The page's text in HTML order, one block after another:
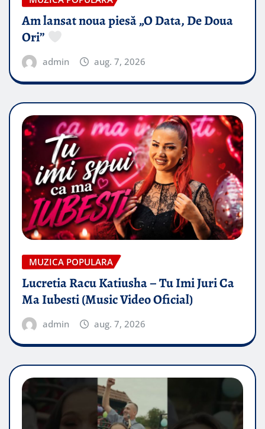
Am lansat noua piesă „O Data, De Doua
Ori”
admin aug. 7, 2026
MUZICA POPULARA
Lucretia Racu Katiusha – Tu Imi Juri Ca
Ma Iubesti (Music Video Oficial)
admin aug. 7, 2026